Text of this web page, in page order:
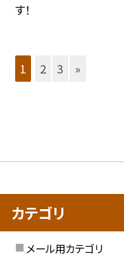
す！
1 2 3 »
カテゴリ
メール用カテゴリ